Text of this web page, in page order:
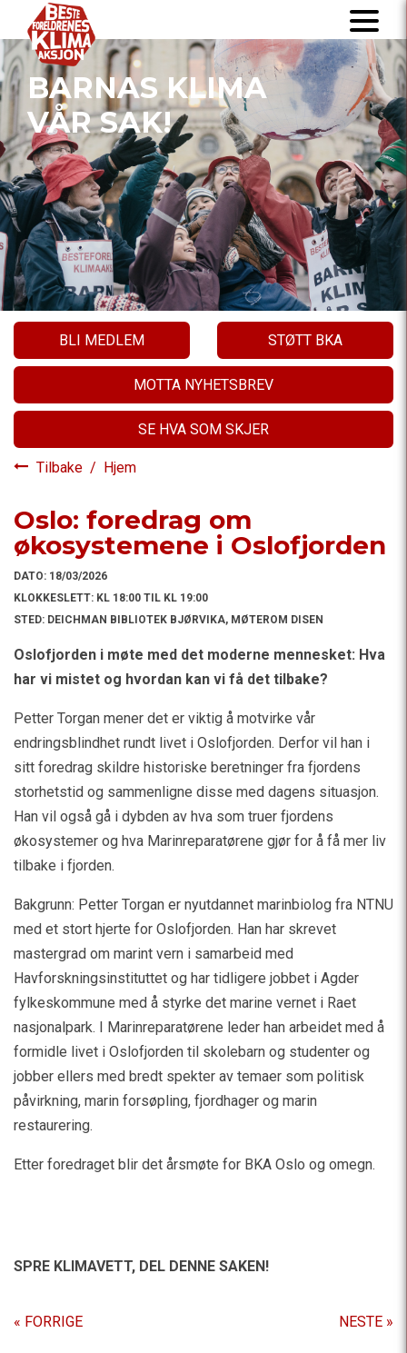
BARNAS KLIMA
VÅR SAK!
BLI MEDLEM STØTT BKA
MOTTA NYHETSBREV
SE HVA SOM SKJER
Tilbake / Hjem
Oslo: foredrag om
økosystemene i Oslofjorden
DATO: 18/03/2026
KLOKKESLETT: KL 18:00 TIL KL 19:00
STED: DEICHMAN BIBLIOTEK BJØRVIKA, MØTEROM DISEN
Oslofjorden i møte med det moderne mennesket: Hva
har vi mistet og hvordan kan vi få det tilbake?
Petter Torgan mener det er viktig å motvirke vår
endringsblindhet rundt livet i Oslofjorden. Derfor vil han i
sitt foredrag skildre historiske beretninger fra fjordens
storhetstid og sammenligne disse med dagens situasjon.
Han vil også gå i dybden av hva som truer fjordens
økosystemer og hva Marinreparatørene gjør for å få mer liv
tilbake i fjorden.
Bakgrunn: Petter Torgan er nyutdannet marinbiolog fra NTNU
med et stort hjerte for Oslofjorden. Han har skrevet
mastergrad om marint vern i samarbeid med
Havforskningsinstituttet og har tidligere jobbet i Agder
fylkeskommune med å styrke det marine vernet i Raet
nasjonalpark. I Marinreparatørene leder han arbeidet med å
formidle livet i Oslofjorden til skolebarn og studenter og
jobber ellers med bredt spekter av temaer som politisk
påvirkning, marin forsøpling, fjordhager og marin
restaurering.
Etter foredraget blir det årsmøte for BKA Oslo og omegn.
SPRE KLIMAVETT, DEL DENNE SAKEN!
« FORRIGE NESTE »